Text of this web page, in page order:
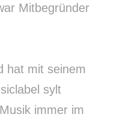
Mitbegründer
hat mit seinem
sylt
immer im